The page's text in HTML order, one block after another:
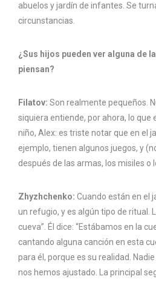
abuelos y jardín de infantes. Se
circunstancias.
¿Sus hijos pueden ver alguna de
piensan?
Filatov: Son realmente pequeños.
siquiera entiende, por ahora, lo que
niño, Alex: es triste notar que en el
ejemplo, tienen algunos juegos, y
después de las armas, los misiles o
Zhyzhchenko: Cuando están en el
un refugio, y es algún tipo de ritual.
cueva”. Él dice: “Estábamos en la
cantando alguna canción en esta
para él, porque es su realidad.
nos hemos ajustado. La principal